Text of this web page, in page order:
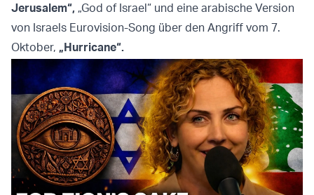
Jerusalem“, „God of Israel“ und eine arabische Version
von Israels Eurovision-Song über den Angriff vom 7.
Oktober, „Hurricane“.